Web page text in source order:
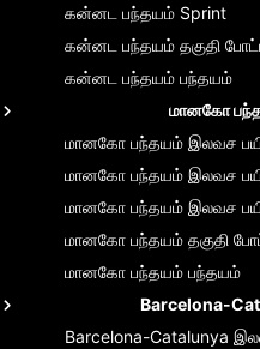
கன்னட பந்தயம் Sprint
கன்னட பந்தயம் தகுதி
கன்னட பந்தயம் பந்தயம்
மானகோ
மானகோ பந்தயம் இலவச
மானகோ பந்தயம் இலவச
மானகோ பந்தயம் இலவச
மானகோ பந்தயம் தகுதி
மானகோ பந்தயம் பந்தயம்
Barcelona-
Barcelona-Catalunya